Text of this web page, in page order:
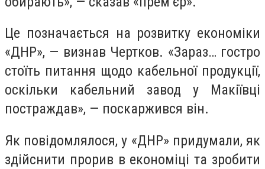
Це позначається на розвитку економіки
«ДНР», — визнав Чертков. «Зараз… гостро
стоїть питання щодо кабельної продукції,
оскільки кабельний завод у Макіївці
постраждав», — поскаржився він.
Як повідомлялося, у «ДНР» придумали, як
здійснити прорив в економіці та зробити